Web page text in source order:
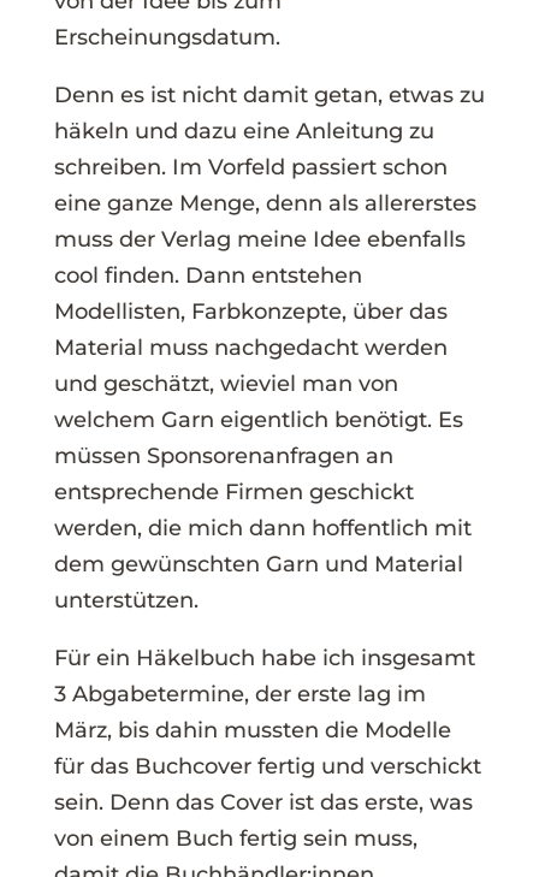
Erscheinungsdatum.
Denn es ist nicht damit getan, etwas zu
häkeln und dazu eine Anleitung zu
schreiben. Im Vorfeld passiert schon
eine ganze Menge, denn als allererstes
muss der Verlag meine Idee ebenfalls
cool finden. Dann entstehen
Modellisten, Farbkonzepte, über das
Material muss nachgedacht werden
und geschätzt, wieviel man von
welchem Garn eigentlich benötigt. Es
müssen Sponsorenanfragen an
entsprechende Firmen geschickt
werden, die mich dann hoffentlich mit
dem gewünschten Garn und Material
unterstützen.
Für ein Häkelbuch habe ich insgesamt
3 Abgabetermine, der erste lag im
März, bis dahin mussten die Modelle
für das Buchcover fertig und verschickt
sein. Denn das Cover ist das erste, was
von einem Buch fertig sein muss,